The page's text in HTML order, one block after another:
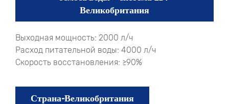
Великобритания
Выходная мощность: 2000 л/ч
Расход питательной воды: 4000 л/ч
Скорость восстановления: ≥90%
Страна-Великобритания